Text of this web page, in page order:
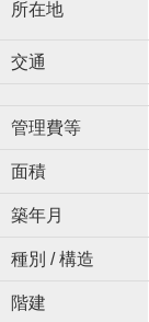
所在地
交通
管理費等
面積
築年月
種別 / 構造
階建